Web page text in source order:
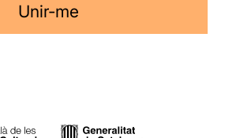
Unir-me